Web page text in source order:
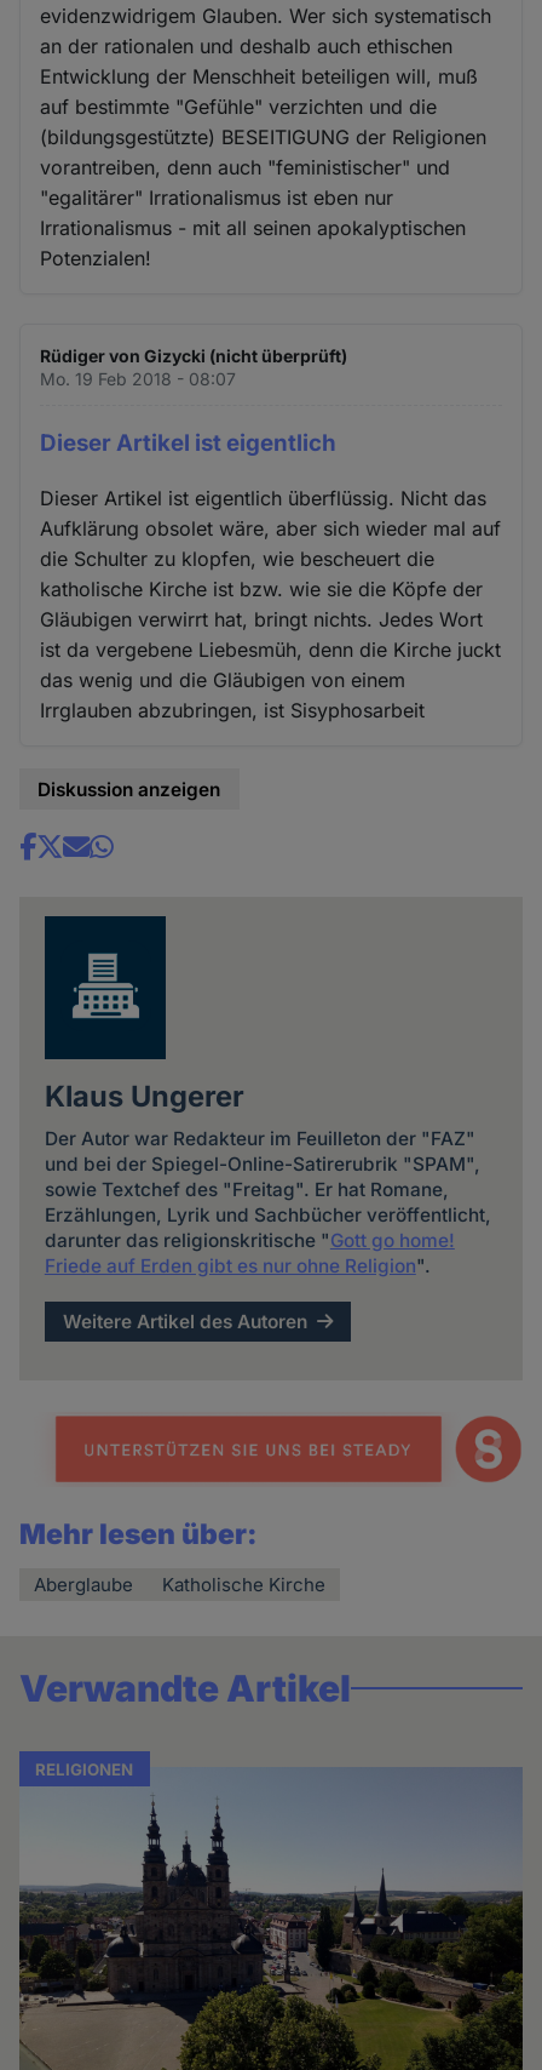
evidenzwidrigem Glauben. Wer sich systematisch
an der rationalen und deshalb auch ethischen
Entwicklung der Menschheit beteiligen will, muß
auf bestimmte "Gefühle" verzichten und die
(bildungsgestützte) BESEITIGUNG der Religionen
vorantreiben, denn auch "feministischer" und
"egalitärer" Irrationalismus ist eben nur
Irrationalismus - mit all seinen apokalyptischen
Potenzialen!
Rüdiger von Gizycki (nicht überprüft)
Mo. 19 Feb 2018 - 08:07
Dieser Artikel ist eigentlich
Dieser Artikel ist eigentlich überflüssig. Nicht das
Aufklärung obsolet wäre, aber sich wieder mal auf
die Schulter zu klopfen, wie bescheuert die
katholische Kirche ist bzw. wie sie die Köpfe der
Gläubigen verwirrt hat, bringt nichts. Jedes Wort
ist da vergebene Liebesmüh, denn die Kirche juckt
das wenig und die Gläubigen von einem
Irrglauben abzubringen, ist Sisyphosarbeit
Diskussion anzeigen
Share
Klaus Ungerer
Der Autor war Redakteur im Feuilleton der "FAZ"
und bei der Spiegel-Online-Satirerubrik "SPAM",
sowie Textchef des "Freitag". Er hat Romane,
Erzählungen, Lyrik und Sachbücher veröffentlicht,
darunter das religionskritische "Gott go home!
Friede auf Erden gibt es nur ohne Religion".
Weitere Artikel des Autoren
Mehr lesen über:
Aberglaube Katholische Kirche
Verwandte Artikel
RELIGIONEN